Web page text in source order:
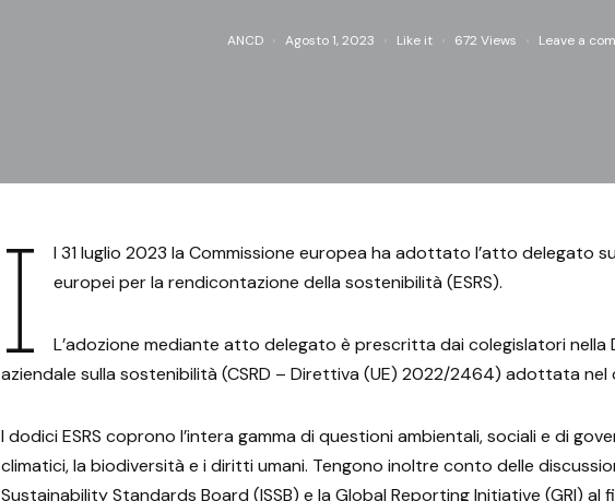
ANCD Agosto 1, 2023 Like it 672 Views Leave a
I
l 31 luglio 2023 la Commissione europea ha adottato l’atto delegato
europei per la rendicontazione della sostenibilità (ESRS).
L’adozione mediante atto delegato è prescritta dai colegislatori
aziendale sulla sostenibilità (CSRD – Direttiva (UE) 2022/2464) adottata nel
I dodici ESRS coprono l’intera gamma di questioni ambientali, sociali e di
climatici, la biodiversità e i diritti umani. Tengono inoltre conto delle
Sustainability Standards Board (ISSB) e la Global Reporting Initiative (GRI)